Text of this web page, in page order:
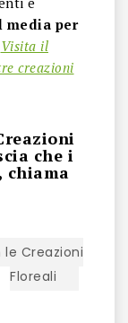
media per
Visita il
creazioni
che i
Creazioni
Floreali